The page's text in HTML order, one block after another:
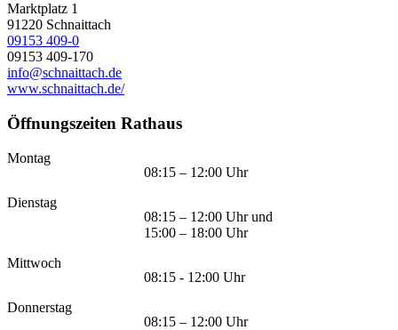
Marktplatz 1
91220 Schnaittach
09153 409-0
09153 409-170
info@schnaittach.de
www.schnaittach.de/
Öffnungszeiten Rathaus
Montag
08:15 – 12:00 Uhr
Dienstag
08:15 – 12:00 Uhr und
15:00 – 18:00 Uhr
Mittwoch
08:15 - 12:00 Uhr
Donnerstag
08:15 – 12:00 Uhr